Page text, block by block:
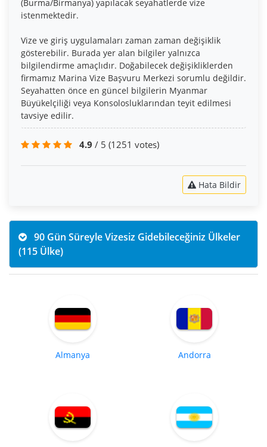
(Burma/Birmanya) yapılacak seyahatlerde vize
istenmektedir.
Vize ve giriş uygulamaları zaman zaman değişiklik
gösterebilir. Burada yer alan bilgiler yalnızca
bilgilendirme amaçlıdır. Doğabilecek değişikliklerden
firmamız Marina Vize Başvuru Merkezi sorumlu değildir.
Seyahatten önce en güncel bilgilerin Myanmar
Büyükelçiliği veya Konsolosluklarından teyit edilmesi
tavsiye edilir.
4.9 / 5 (1251 votes)
Hata Bildir
(115 Ülke)
Almanya Andorra